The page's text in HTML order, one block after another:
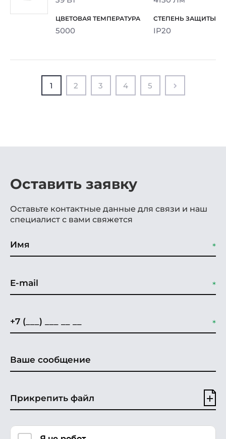
5000 IP20
1 2 3 4 5
Оставить заявку
Оставьте контактные данные для связи и наш
специалист с вами свяжется
Прикрепить файл